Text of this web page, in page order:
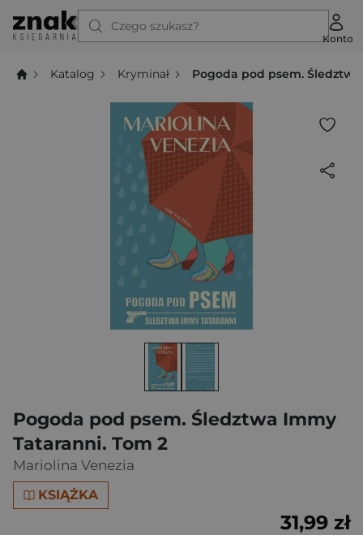
Czego szukasz?
Konto
Katalog Kryminał Pogoda pod psem.
Pogoda pod psem. Śledztwa Immy
Tataranni. Tom 2
Mariolina Venezia
KSIĄŻKA
31,99 zł